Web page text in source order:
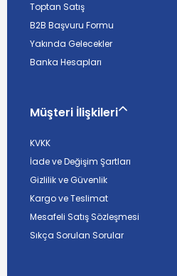
Toptan Satış
B2B Başvuru Formu
Yakında Gelecekler
Banka Hesapları
Müşteri İlişkileri
KVKK
İade ve Değişim Şartları
Gizlilik ve Güvenlik
Kargo ve Teslimat
Mesafeli Satış Sözleşmesi
Sıkça Sorulan Sorular